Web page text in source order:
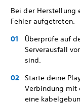
Bei der Herstellung
Fehler aufgetreten.
Überprüfe auf
Serverausfall
sind.
Starte deine
Verbindung mit
eine